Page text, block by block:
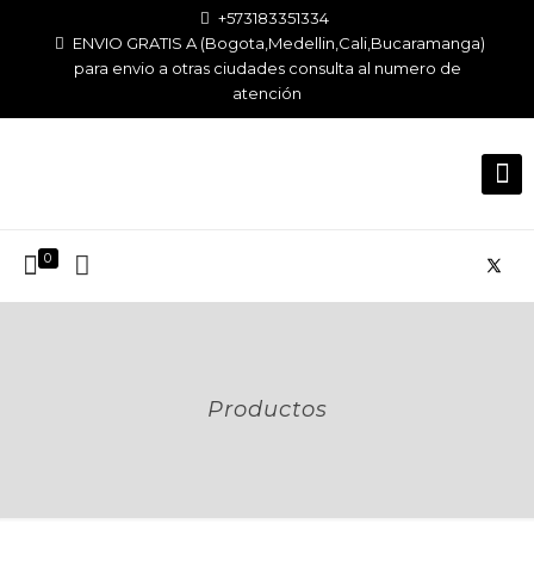
+573183351334
ENVIO GRATIS A (Bogota,Medellin,Cali,Bucaramanga)
para envio a otras ciudades consulta al numero de
atención
0
Productos